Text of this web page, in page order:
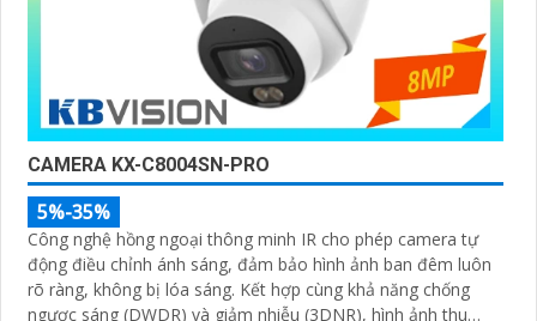
CAMERA KX-C8004SN-PRO
5%-35%
Công nghệ hồng ngoại thông minh IR cho phép camera tự
động điều chỉnh ánh sáng, đảm bảo hình ảnh ban đêm luôn
rõ ràng, không bị lóa sáng. Kết hợp cùng khả năng chống
ngược sáng (DWDR) và giảm nhiễu (3DNR), hình ảnh thu